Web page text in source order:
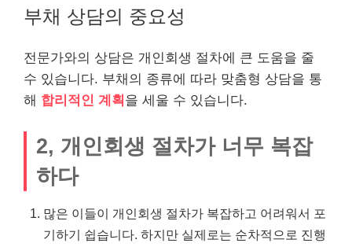
부채 상담의 중요성
전문가와의 상담은 개인회생 절차에 큰 도움을 줄
수 있습니다. 부채의 종류에 따라 맞춤형 상담을 통
해 합리적인 계획 을 세울 수 있습니다.
2, 개인회생 절차가 너무 복잡
하다
많은 이들이 개인회생 절차가 복잡하고 어려워서 포
기하기 쉽습니다. 하지만 실제로는 순차적으로 진행